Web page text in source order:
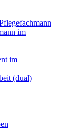
im
im
(dual)